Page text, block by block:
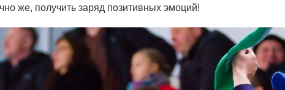
же, получить заряд позитивных эмоций!